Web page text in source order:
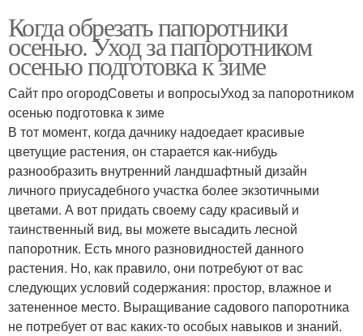
Когда обрезать папоротники
осенью. Уход за папоротником
осенью подготовка к зиме
Сайт про огородСоветы и вопросыУход за папоротником
осенью подготовка к зиме
В тот момент, когда дачнику надоедает красивые
цветущие растения, он старается как-нибудь
разнообразить внутренний ландшафтный дизайн
личного приусадебного участка более экзотичными
цветами. А вот придать своему саду красивый и
таинственный вид, вы можете высадить лесной
папоротник. Есть много разновидностей данного
растения. Но, как правило, они потребуют от вас
следующих условий содержания: простор, влажное и
затененное место. Выращивание садового папоротника
не потребует от вас каких-то особых навыков и знаний.